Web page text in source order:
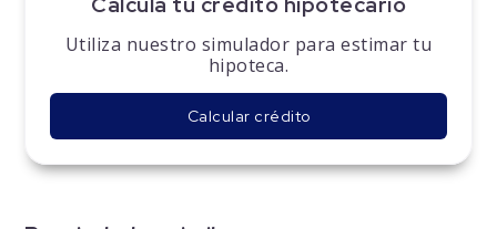
Utiliza nuestro simulador para estimar tu
hipoteca.
Calcular crédito